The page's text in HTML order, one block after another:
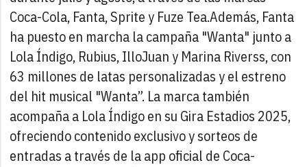
Coca-Cola, Fanta, Sprite y Fuze Tea.Además, Fanta
ha puesto en marcha la campaña "Wanta" junto a
Lola Índigo, Rubius, IlloJuan y Marina Riverss, con
63 millones de latas personalizadas y el estreno
del hit musical "Wanta”. La marca también
acompaña a Lola Índigo en su Gira Estadios 2025,
ofreciendo contenido exclusivo y sorteos de
entradas a través de la app oficial de Coca-